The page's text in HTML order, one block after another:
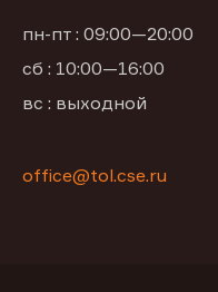
пн-пт : 09:00—20:00
сб : 10:00—16:00
вс : выходной
office@tol.cse.ru